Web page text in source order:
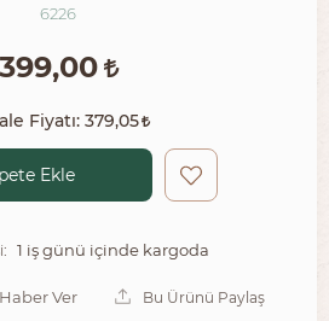
6226
399,00
Fiyatı: 379,05
Ekle
1 iş günü içinde kargoda
Ver Bu Ürünü Paylaş